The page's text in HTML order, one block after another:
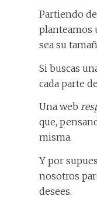
Partiendo
planteamos
sea su
Si buscas
cada parte
Una web
que,
misma.
Y por
nosotros
desees.